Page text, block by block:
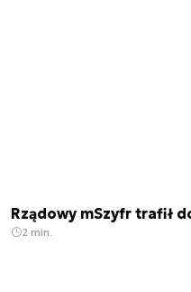
Rządowy mSzyfr trafił
2 min.